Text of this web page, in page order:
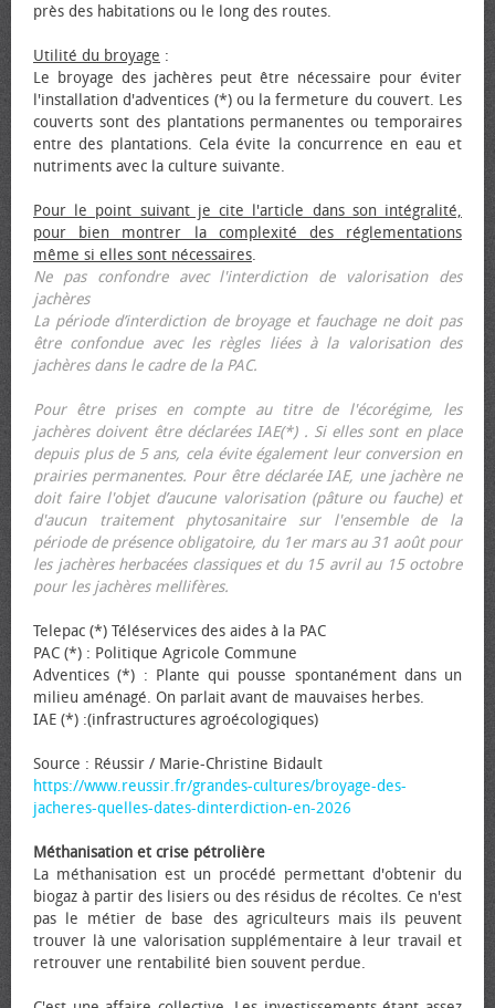
près des habitations ou le long des routes.
Utilité du broyage :
Le broyage des jachères peut être nécessaire pour éviter
l'installation d'adventices (*) ou la fermeture du couvert. Les
couverts sont des plantations permanentes ou temporaires
entre des plantations. Cela évite la concurrence en eau et
nutriments avec la culture suivante.
Pour le point suivant je cite l'article dans son intégralité,
pour bien montrer la complexité des réglementations
même si elles sont nécessaires.
Ne pas confondre avec l'interdiction de valorisation des
jachères
La période d’interdiction de broyage et fauchage ne doit pas
être confondue avec les règles liées à la valorisation des
jachères dans le cadre de la PAC.
Pour être prises en compte au titre de l'écorégime, les
jachères doivent être déclarées IAE(*) . Si elles sont en place
depuis plus de 5 ans, cela évite également leur conversion en
prairies permanentes. Pour être déclarée IAE, une jachère ne
doit faire l'objet d’aucune valorisation (pâture ou fauche) et
d'aucun traitement phytosanitaire sur l'ensemble de la
période de présence obligatoire, du 1er mars au 31 août pour
les jachères herbacées classiques et du 15 avril au 15 octobre
pour les jachères mellifères.
Telepac (*) Téléservices des aides à la PAC
PAC (*) : Politique Agricole Commune
Adventices (*) : Plante qui pousse spontanément dans un
milieu aménagé. On parlait avant de mauvaises herbes.
IAE (*) :(infrastructures agroécologiques)
Source : Réussir / Marie-Christine Bidault
https://www.reussir.fr/grandes-cultures/broyage-des-
jacheres-quelles-dates-dinterdiction-en-2026
Méthanisation et crise pétrolière
La méthanisation est un procédé permettant d'obtenir du
biogaz à partir des lisiers ou des résidus de récoltes. Ce n'est
pas le métier de base des agriculteurs mais ils peuvent
trouver là une valorisation supplémentaire à leur travail et
retrouver une rentabilité bien souvent perdue.